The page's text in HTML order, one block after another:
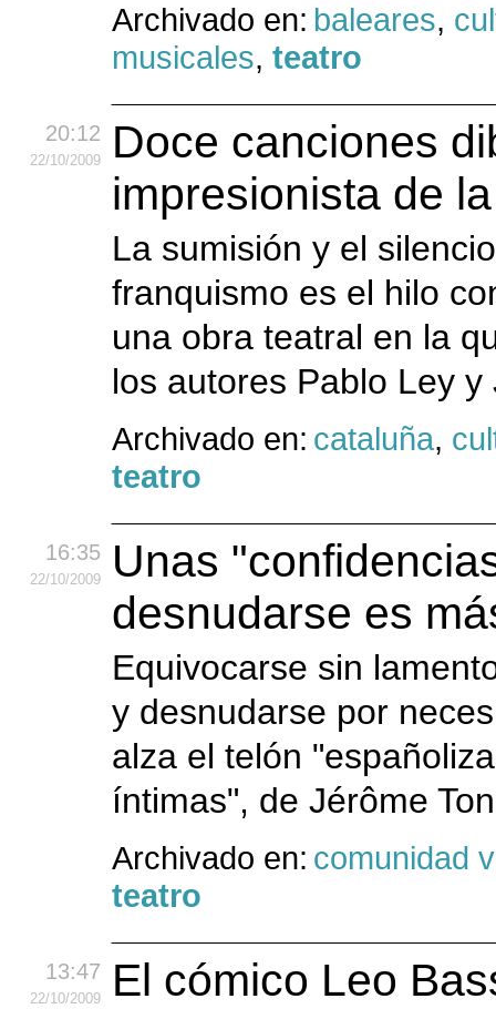
Archivado en: baleares,
musicales, teatro
20:12
22/10/2009
Doce canciones
impresionista de
La sumisión y el
franquismo es el hilo
una obra teatral en la
los autores Pablo Ley
Archivado en: cataluña,
teatro
16:35
22/10/2009
Unas
desnudarse es
Equivocarse sin
y desnudarse por
alza el telón
íntimas", de Jérôme
Archivado en: comunidad
teatro
13:47
22/10/2009
El cómico Leo